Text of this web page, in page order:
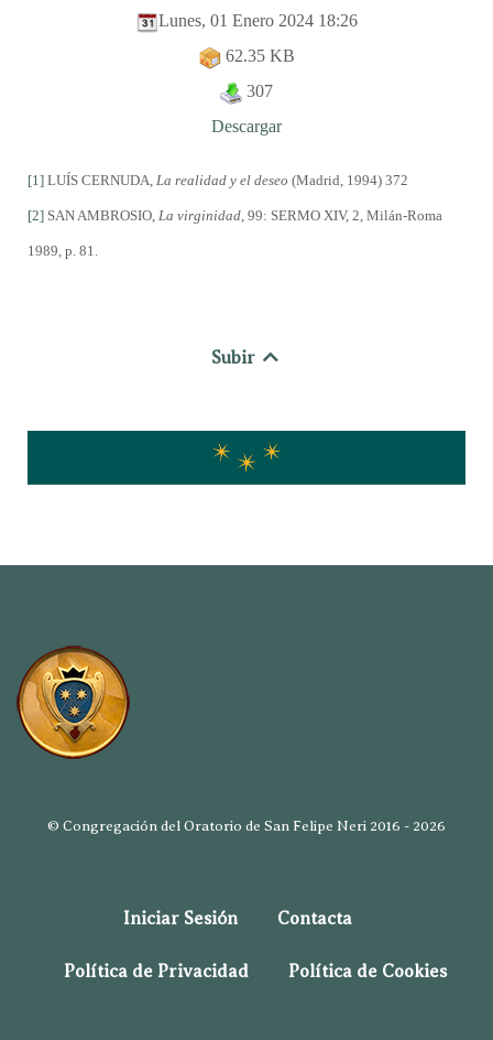
Lunes, 01 Enero 2024 18:26
62.35 KB
307
Descargar
[1] LUÍS CERNUDA, La realidad y el deseo (Madrid, 1994) 372
[2] SAN AMBROSIO, La virginidad, 99: SERMO XIV, 2, Milán-Roma
1989, p. 81.
Subir
© Congregación del Oratorio de San Felipe Neri 2016 - 2026
Iniciar Sesión Contacta
Política de Privacidad Política de Cookies